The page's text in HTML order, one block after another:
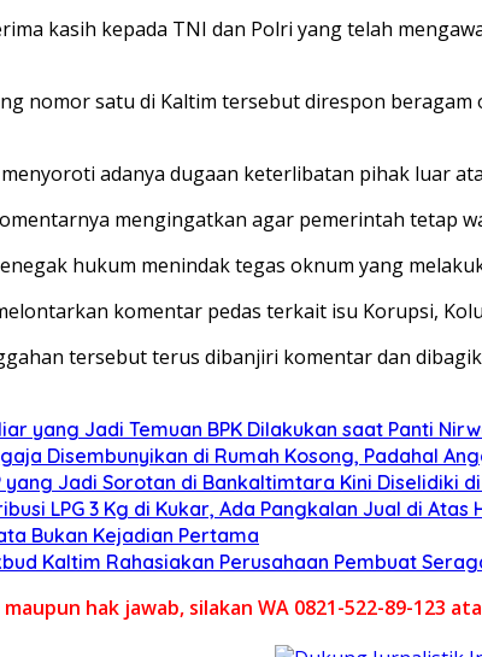
kasih kepada TNI dan Polri yang telah
nomor satu di Kaltim tersebut direspon
adanya dugaan keterlibatan pihak luar
mengingatkan agar pemerintah tetap
hukum menindak tegas oknum yang
komentar pedas terkait isu Korupsi,
tersebut terus dibanjiri komentar dan
yang Jadi Temuan BPK Dilakukan saat Panti
Disembunyikan di Rumah Kosong, Padahal
yang Jadi Sorotan di Bankaltimtara Kini Diselidiki
LPG 3 Kg di Kukar, Ada Pangkalan Jual di Atas
Bukan Kejadian Pertama
Kaltim Rahasiakan Perusahaan Pembuat
hak jawab, silakan WA 0821-522-89-123